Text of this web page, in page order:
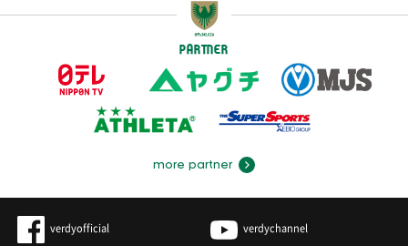
PARTNER
more partner
verdyofficial verdychannel